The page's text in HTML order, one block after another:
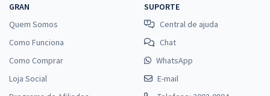
GRAN
Quem Somos
Como Funciona
Como Comprar
Loja Social
SUPORTE
Central de ajuda
Chat
WhatsApp
E-mail